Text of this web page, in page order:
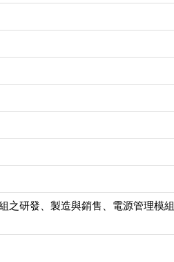
之研發、製造與銷售、電源管理模組